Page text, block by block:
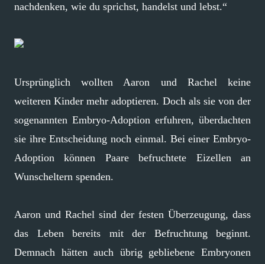
nachdenken, wie du sprichst, handelst und lebst.“
Ursprünglich wollten Aaron und Rachel keine
weiteren Kinder mehr adoptieren. Doch als sie von der
sogenannten Embryo-Adoption erfuhren, überdachten
sie ihre Entscheidung noch einmal. Bei einer Embryo-
Adoption können Paare befruchtete Eizellen an
Wunscheltern spenden.
Aaron und Rachel sind der festen Überzeugung, dass
das Leben bereits mit der Befruchtung beginnt.
Demnach hätten auch übrig gebliebene Embryonen